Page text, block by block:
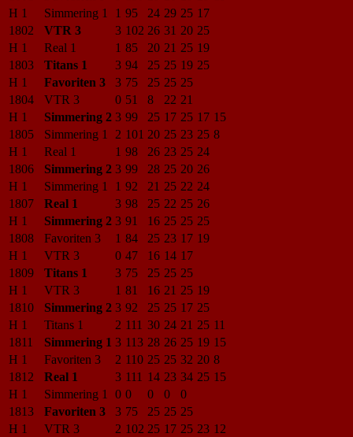
H 1
Simmering 1 1 95 24 29 25 17
1802
VTR 3 3 102 26 31 20 25
H 1
Real 1 1 85 20 21 25 19
1803
Titans 1 3 94 25 25 19 25
H 1
Favoriten 3 3 75 25 25 25
1804
VTR 3 0 51 8 22 21
H 1
Simmering 2 3 99 25 17 25 17 15
1805
Simmering 1 2 101 20 25 23 25 8
H 1
Real 1 1 98 26 23 25 24
1806
Simmering 2 3 99 28 25 20 26
H 1
Simmering 1 1 92 21 25 22 24
1807
Real 1 3 98 25 22 25 26
H 1
Simmering 2 3 91 16 25 25 25
1808
Favoriten 3 1 84 25 23 17 19
H 1
VTR 3 0 47 16 14 17
1809
Titans 1 3 75 25 25 25
H 1
VTR 3 1 81 16 21 25 19
1810
Simmering 2 3 92 25 25 17 25
H 1
Titans 1 2 111 30 24 21 25 11
1811
Simmering 1 3 113 28 26 25 19 15
H 1
Favoriten 3 2 110 25 25 32 20 8
1812
Real 1 3 111 14 23 34 25 15
H 1
Simmering 1 0 0 0 0
0
1813
Favoriten 3 3 75 25 25 25
H 1
VTR 3 2 102 25 17 25 23 12